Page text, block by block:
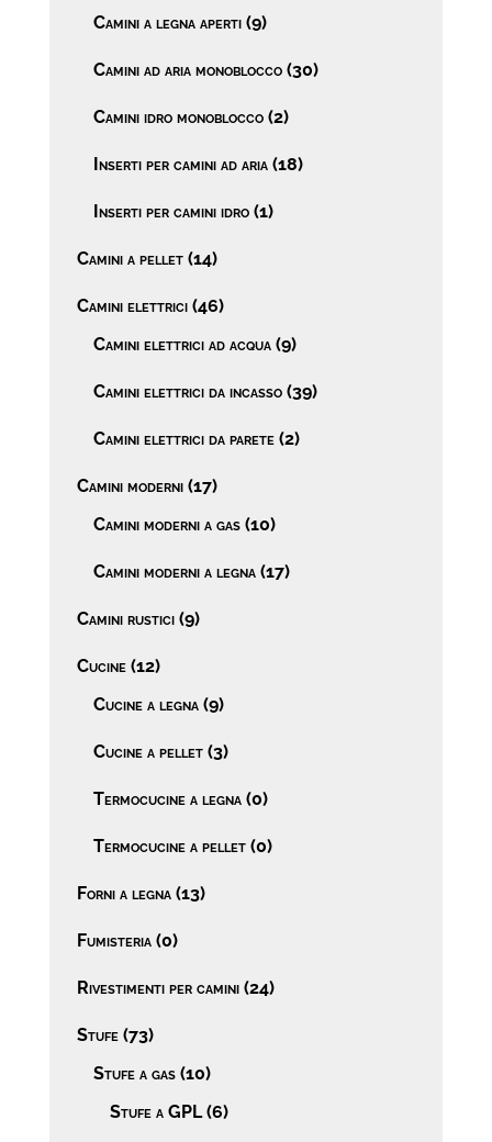
Camini a legna aperti (9)
Camini ad aria monoblocco (30)
Camini idro monoblocco (2)
Inserti per camini ad aria (18)
Inserti per camini idro (1)
Camini a pellet (14)
Camini elettrici (46)
Camini elettrici ad acqua (9)
Camini elettrici da incasso (39)
Camini elettrici da parete (2)
Camini moderni (17)
Camini moderni a gas (10)
Camini moderni a legna (17)
Camini rustici (9)
Cucine (12)
Cucine a legna (9)
Cucine a pellet (3)
Termocucine a legna (0)
Termocucine a pellet (0)
Forni a legna (13)
Fumisteria (0)
Rivestimenti per camini (24)
Stufe (73)
Stufe a gas (10)
Stufe a GPL (6)